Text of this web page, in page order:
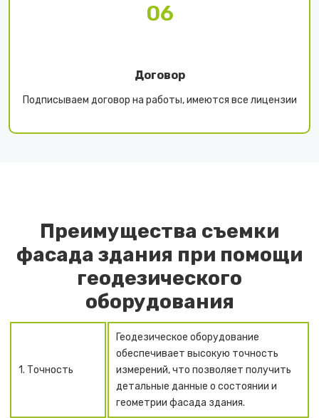
06
Договор
Подписываем договор на работы, имеются все лицензии
Преимущества съемки
фасада здания при помощи
геодезического
оборудования
1. Точность
Геодезическое оборудование
обеспечивает высокую точность
измерений, что позволяет получить
детальные данные о состоянии и
геометрии фасада здания.